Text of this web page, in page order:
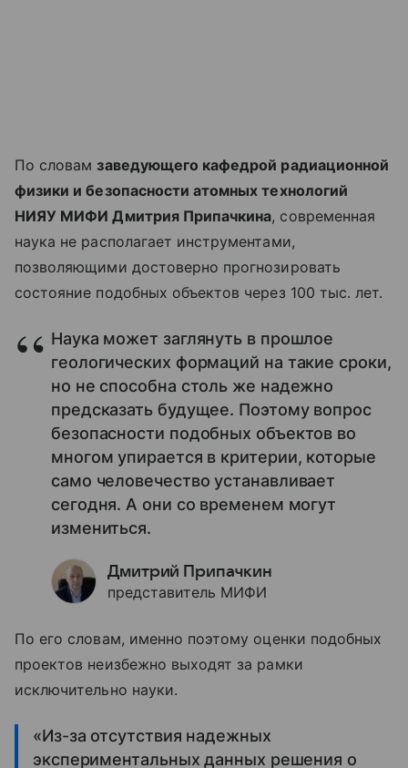
По словамзаведующего кафедрой радиационной
физики и безопасности атомных технологий
НИЯУ МИФИ Дмитрия Припачкина, современная
наука не располагает инструментами,
позволяющими достоверно прогнозировать
состояние подобных объектов через 100 тыс. лет.
Наука может заглянуть в прошлое
геологических формаций на такие сроки,
но не способна столь же надежно
предсказать будущее. Поэтому вопрос
безопасности подобных объектов во
многом упирается в критерии, которые
само человечество устанавливает
сегодня. А они со временем могут
измениться.
Дмитрий Припачкин
представитель МИФИ
По его словам, именно поэтому оценки подобных
проектов неизбежно выходят за рамки
исключительно науки.
«Из-за отсутствия надежных
экспериментальных данных решения о